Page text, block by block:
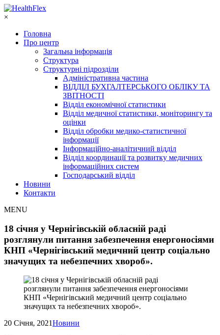
×
Головна
Про центр
Загальна інформація
Структура
Структурні підрозділи
Адміністративна частина
ВІДДІЛ БУХГАЛТЕРСЬКОГО ОБЛІКУ ТА
ЗВІТНОСТІ
Відділ економічної статистики
Відділ медичної статистики, моніторингу та
оцінки
Відділ обробки медико-статистичної
інформації
Інформаційно-аналітичний відділ
Відділ координації та розвитку медичних
інформаційних систем
Господарський відділ
Новини
Контакти
MENU
18 січня у Чернігівській обласній раді
розглянули питання забезпечення енергоносіями
КНП «Чернігівський медичний центр соціально
значущих та небезпечних хвороб».
20 Січня, 2021Новини